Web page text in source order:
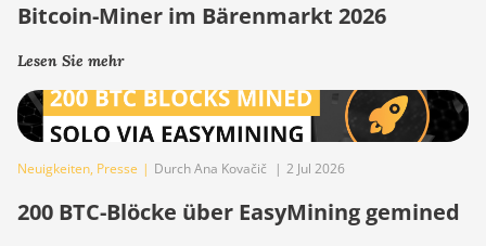
Bitcoin-Miner im Bärenmarkt 2026
Lesen Sie mehr
Neuigkeiten, Presse | Durch Ana Kovačič | 2 Jul 2026
200 BTC-Blöcke über EasyMining gemined